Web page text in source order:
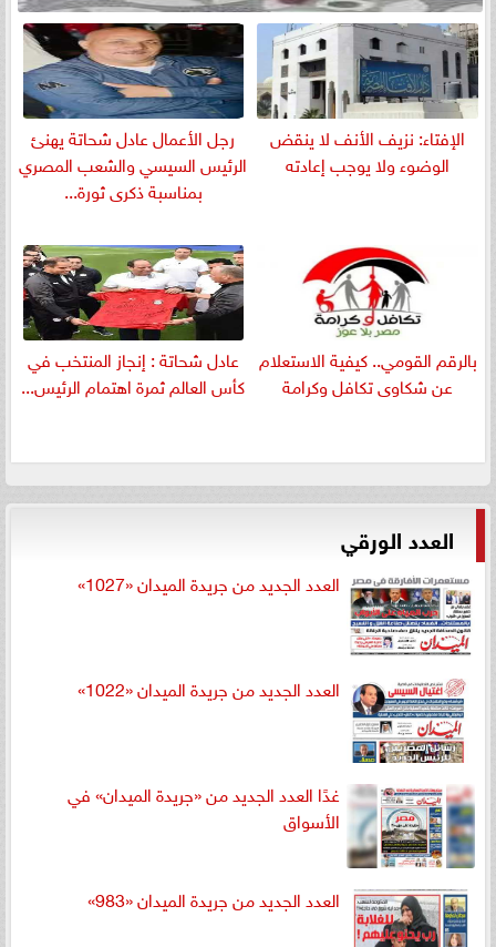
الإفتاء: نزيف الأنف لا ينقض
الوضوء ولا يوجب إعادته
رجل الأعمال عادل شحاتة يهنئ
الرئيس السيسي والشعب المصري
بمناسبة ذكرى ثورة...
بالرقم القومي.. كيفية الاستعلام
عن شكاوى تكافل وكرامة
عادل شحاتة : إنجاز المنتخب في
كأس العالم ثمرة اهتمام الرئيس...
العدد الورقي
العدد الجديد من جريدة الميدان «1027»
العدد الجديد من جريدة الميدان «1022»
غدًا العدد الجديد من «جريدة الميدان» في
الأسواق
العدد الجديد من جريدة الميدان «983»